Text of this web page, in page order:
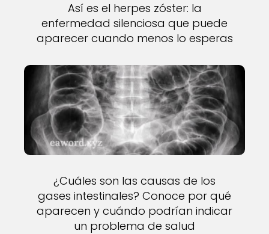
Así es el herpes zóster: la
enfermedad silenciosa que puede
aparecer cuando menos lo esperas
¿Cuáles son las causas de los
gases intestinales? Conoce por qué
aparecen y cuándo podrían indicar
un problema de salud